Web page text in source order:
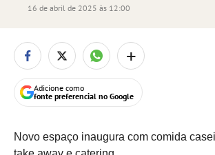
16 de abril de 2025 às 12:00
+
Adicione como
fonte preferencial no Google
Novo espaço inaugura com comida